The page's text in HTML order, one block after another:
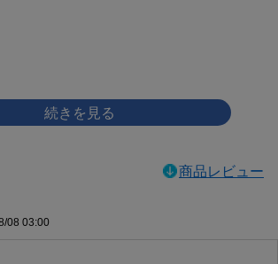
商品レビュー
08 03:00